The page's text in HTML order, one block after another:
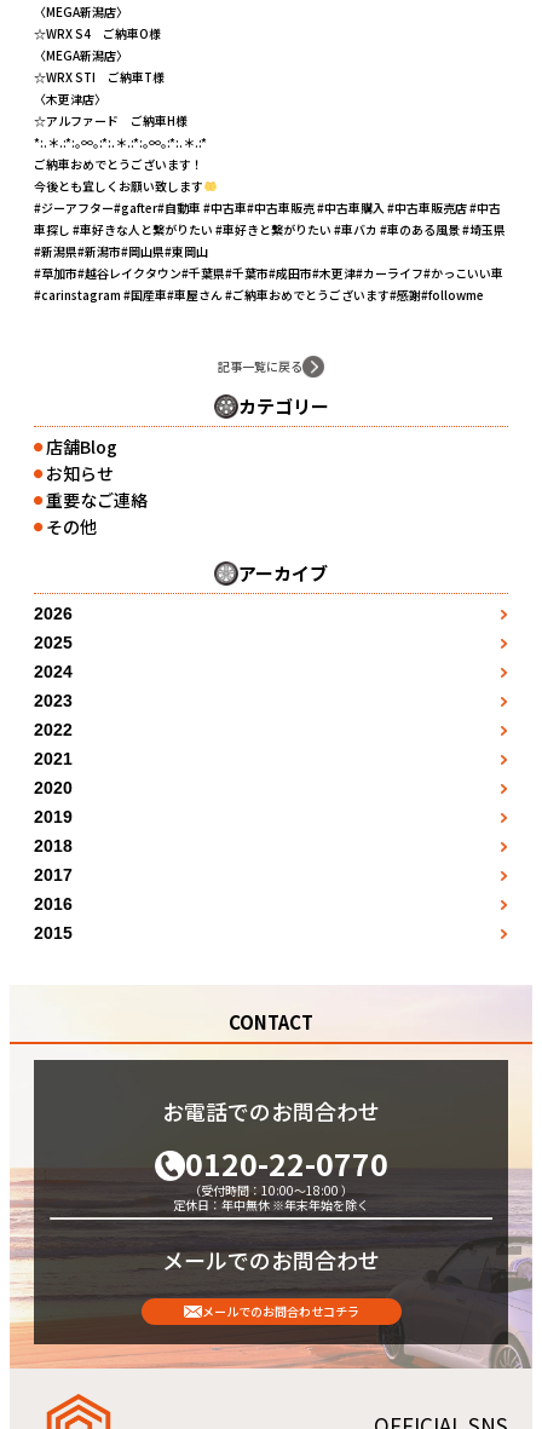
カテゴリー
●店舗Blog
● お知らせ
●重要なご連絡
● その他
アーカイブ
2026
●3月
●4月
●5月
●7月
●8月
2025
●1月
●2月
●3月
●4月
●5月
6月
7月
8月
2024
●1月
●2月
●3月
●4月
●5月
6月
7月
8月
10月
12月
2023
●1月
●2月
●3月
●4月
●5月
6月
7月
9月
11月
2022
●1月
●2月
●3月
●4月
●5月
6月
7月
●10月
2021
●7月
●8月
●9月
●10月
●11月
12月
2020
●5月
●12月
2019
●10月
●11月
●12月
2018
●1月
●2月
●3月
●9月
2017
●1月
●2月
●10月
2016
●5月
10月
12月
2015
11月
〈MEGA新潟店〉
☆WRX S4 ご納車O様
〈MEGA新潟店〉
☆WRX STI ご納車T様
〈木更津店〉
☆アルファード ご納車H様
*:.＊.:*:｡∞｡:*:.＊.:*:｡∞｡:*:.＊.:*
ご納車おめでとうございます！
今後とも宜しくお願い致します
#ジーアフター#gafter#自動車 #中古車#中古車販売 #中古車購入 #中古車販売店 #中古
車探し #車好きな人と繋がりたい #車好きと繋がりたい #車バカ #車のある風景 #埼玉県
#新潟県#新潟市#岡山県#東岡山
#草加市#越谷レイクタウン#千葉県#千葉市#成田市#木更津#カーライフ#かっこいい車
#carinstagram #国産車#車屋さん #ご納車おめでとうございます#感謝#followme
記事一覧に戻る
CONTACT
お電話でのお問合わせ
0120-22-0770
（受付時間：10:00～18:00 ）
定休日：年中無休 ※年末年始を除く
メールでのお問合わせ
メールでのお問合わせコチラ